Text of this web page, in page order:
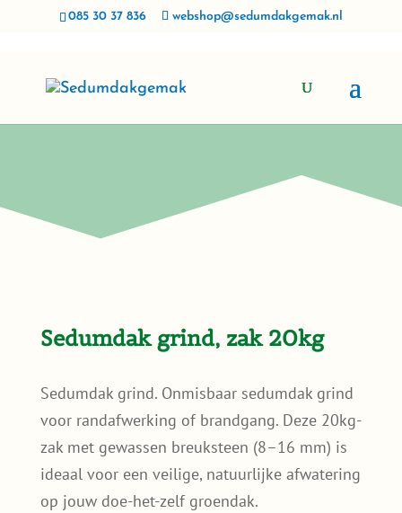
085 30 37 836 webshop@sedumdakgemak.nl
Sedumdak grind, zak 20kg
Sedumdak grind. Onmisbaar sedumdak grind
voor randafwerking of brandgang. Deze 20kg-
zak met gewassen breuksteen (8–16 mm) is
ideaal voor een veilige, natuurlijke afwatering
op jouw doe-het-zelf groendak.